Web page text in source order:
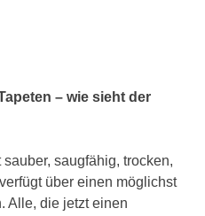
– wie sieht der
saugfähig, trocken,
über einen möglichst
Alle, die jetzt einen